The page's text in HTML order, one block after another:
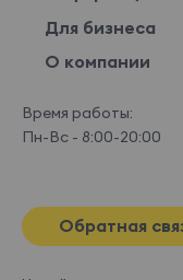
Для бизнеса
О компании
Время работы:
Пн-Вс - 8:00-20:00
Обратная